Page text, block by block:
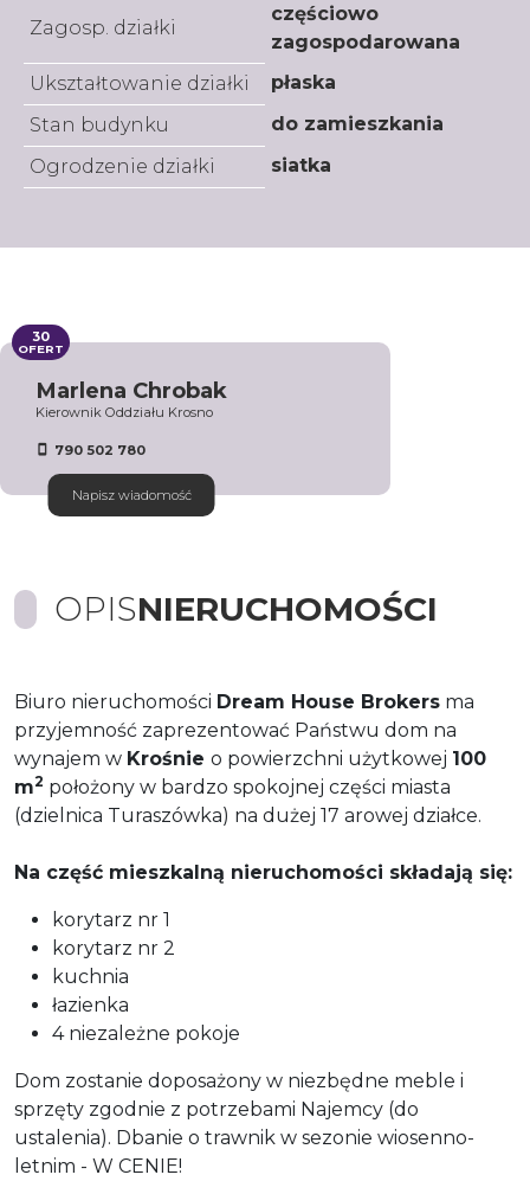
Zagosp. działki
częściowo
zagospodarowana
Ukształtowanie działki
płaska
Stan budynku
do zamieszkania
Ogrodzenie działki
siatka
Marlena Chrobak
Kierownik Oddziału Krosno
790 502 780
Napisz wiadomość
30
OFERT
OPISNIERUCHOMOŚCI
Biuro nieruchomości Dream House Brokers ma
przyjemność zaprezentować Państwu dom na
wynajem w Krośnie o powierzchni użytkowej 100
m2 położony w bardzo spokojnej części miasta
(dzielnica Turaszówka) na dużej 17 arowej działce.
Na część mieszkalną nieruchomości składają się:
korytarz nr 1
korytarz nr 2
kuchnia
łazienka
4 niezależne pokoje
Dom zostanie doposażony w niezbędne meble i
sprzęty zgodnie z potrzebami Najemcy (do
ustalenia). Dbanie o trawnik w sezonie wiosenno-
letnim - W CENIE!